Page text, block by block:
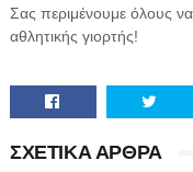
Σας περιμένουμε όλους
αθλητικής γιορτής!
ΣΧΕΤΙΚΑ ΑΡΘΡΑ